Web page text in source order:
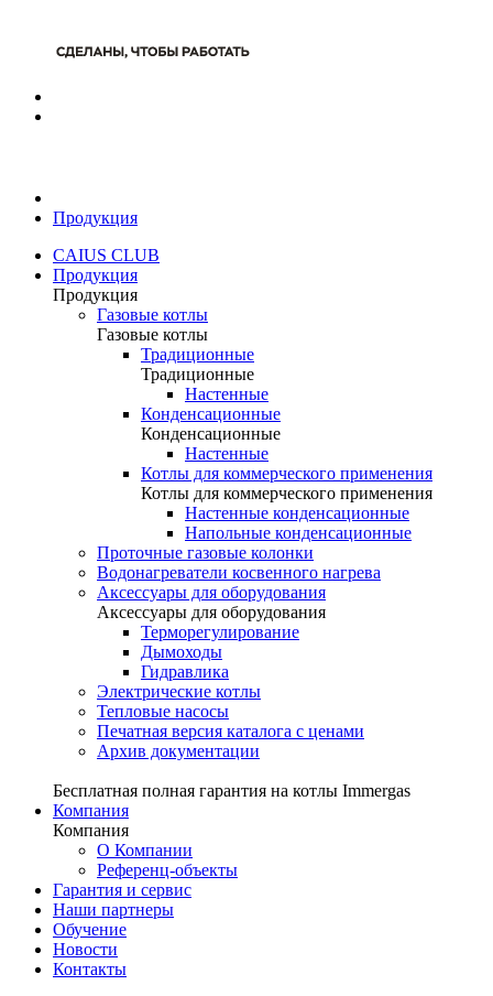
Продукция
CAIUS CLUB
Продукция
Продукция
Газовые котлы
Газовые котлы
Традиционные
Традиционные
Настенные
Конденсационные
Конденсационные
Настенные
Котлы для коммерческого применения
Котлы для коммерческого применения
Настенные конденсационные
Напольные конденсационные
Проточные газовые колонки
Водонагреватели косвенного нагрева
Аксессуары для оборудования
Аксессуары для оборудования
Терморегулирование
Дымоходы
Гидравлика
Электрические котлы
Тепловые насосы
Печатная версия каталога с ценами
Архив документации
Бесплатная полная гарантия на котлы Immergas
Компания
Компания
О Компании
Референц-объекты
Гарантия и сервис
Наши партнеры
Обучение
Новости
Контакты